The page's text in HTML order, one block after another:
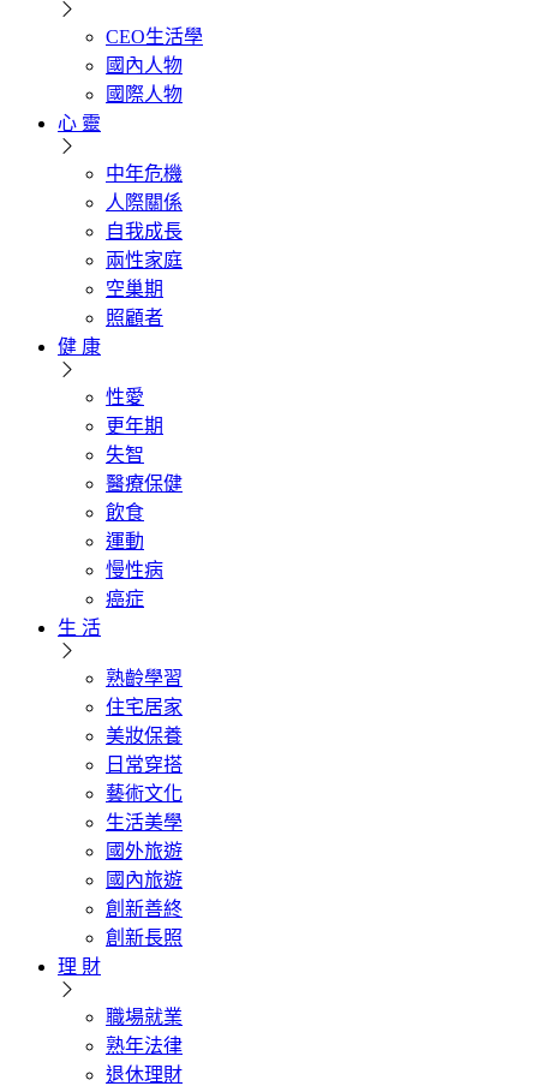
CEO生活學
國內人物
國際人物
心 靈
中年危機
人際關係
自我成長
兩性家庭
空巢期
照顧者
健 康
性愛
更年期
失智
醫療保健
飲食
運動
慢性病
癌症
生 活
熟齡學習
住宅居家
美妝保養
日常穿搭
藝術文化
生活美學
國外旅遊
國內旅遊
創新善終
創新長照
理 財
職場就業
熟年法律
退休理財